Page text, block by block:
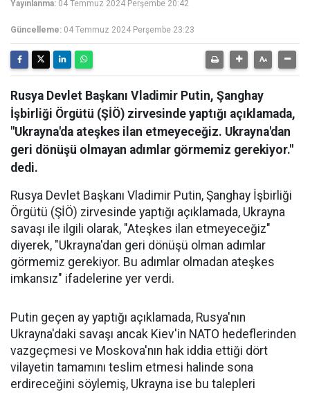
Yayınlanma: 04 Temmuz 2024 Perşembe 20:42
Güncelleme: 04 Temmuz 2024 Perşembe 23:23
Rusya Devlet Başkanı Vladimir Putin, Şanghay
İşbirliği Örgütü (ŞİÖ) zirvesinde yaptığı açıklamada,
"Ukrayna'da ateşkes ilan etmeyeceğiz. Ukrayna'dan
geri dönüşü olmayan adımlar görmemiz gerekiyor."
dedi.
Rusya Devlet Başkanı Vladimir Putin, Şanghay İşbirliği
Örgütü (ŞİÖ) zirvesinde yaptığı açıklamada, Ukrayna
savaşı ile ilgili olarak, "Ateşkes ilan etmeyeceğiz"
diyerek, "Ukrayna'dan geri dönüşü olman adımlar
görmemiz gerekiyor. Bu adımlar olmadan ateşkes
imkansız" ifadelerine yer verdi.
Putin geçen ay yaptığı açıklamada, Rusya'nın
Ukrayna'daki savaşı ancak Kiev'in NATO hedeflerinden
vazgeçmesi ve Moskova'nın hak iddia ettiği dört
vilayetin tamamını teslim etmesi halinde sona
erdireceğini söylemiş, Ukrayna ise bu talepleri